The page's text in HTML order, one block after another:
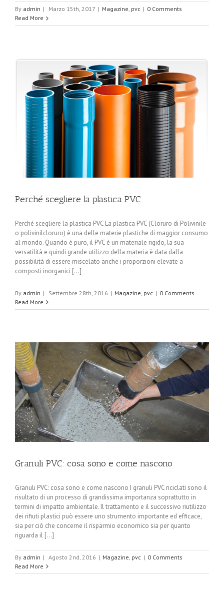
By admin | Marzo 15th, 2017 | Magazine, pvc | 0 Comments
Read More
Perché scegliere la plastica PVC
Perché scegliere la plastica PVC La plastica PVC (Cloruro di Polivinile
o polivinilcloruro) è una delle materie plastiche di maggior consumo
al mondo. Quando è puro, il PVC è un materiale rigido, la sua
versatilità e quindi grande utilizzo della materia è data dalla
possibilità di essere miscelato anche i proporzioni elevate a
composti inorganici [...]
By admin | Settembre 28th, 2016 | Magazine pvc | 0 Comments
Read More
Granuli PVC: cosa sono e come nascono
Granuli PVC: cosa sono e come nascono I granuli PVC riciclati sono il
risultato di un processo di grandissima importanza soprattutto in
termini di impatto ambientale. Il trattamento e il successivo riutilizzo
dei rifiuti plastici può essere uno strumento importante ed efficace,
sia per ciò che concerne il risparmio economico sia per quanto
riguarda il [...]
By admin | Agosto 2nd, 2016 | Magazine pvc | 0 Comments
Read More